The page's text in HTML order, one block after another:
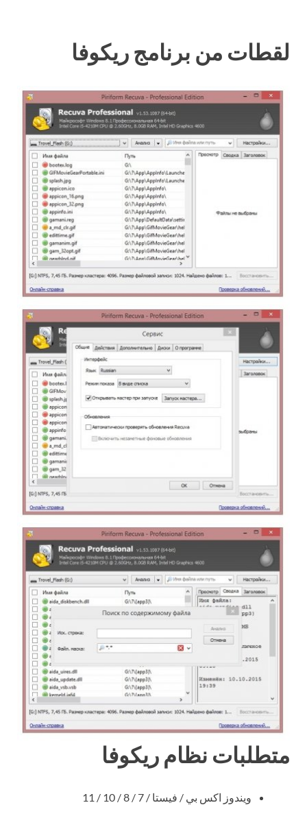
لقطات من برنامج ريكوفا
متطلبات نظام ريكوفا
ويندوز اكس بي / فيستا / 7 / 8 / 10 / 11